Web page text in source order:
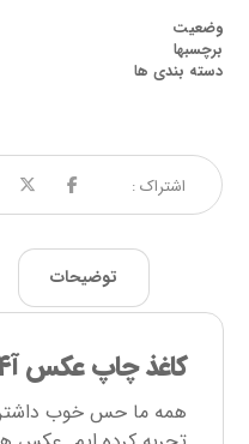
وضعیت
برچسبها
دسته بندی ها
توضیحات
کاغذ چاپ عکس آ۴ فتوگلاسه ۲۰۰گرم مگا
همه ما حس خوب داشتن